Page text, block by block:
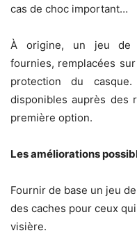
cas de choc important…
À origine, un jeu de
fournies, remplacées
protection du
disponibles auprès des
première option.
Les améliorations
Fournir de base un jeu
des caches pour ceux
visière.